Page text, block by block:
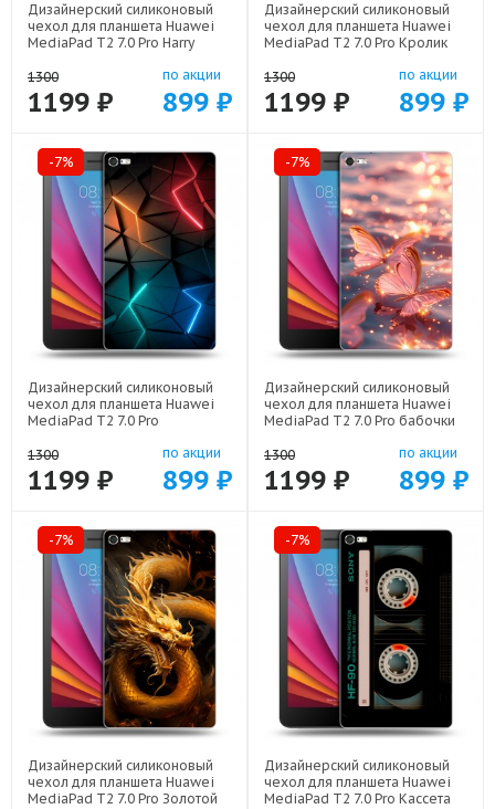
Дизайнерский силиконовый
чехол для планшета Huawei
MediaPad T2 7.0 Pro Harry
44194-22516
1300
1199 ₽
по акции
899 ₽
Дизайнерский силиконовый
чехол для планшета Huawei
MediaPad T2 7.0 Pro Кролик
1300
1199 ₽
по акции
899 ₽
-7%
Дизайнерский силиконовый
чехол для планшета Huawei
MediaPad T2 7.0 Pro
21708
1300
1199 ₽
по акции
899 ₽
-7%
Дизайнерский силиконовый
чехол для планшета Huawei
MediaPad T2 7.0 Pro бабочки
1300
1199 ₽
по акции
899 ₽
-7%
Дизайнерский силиконовый
чехол для планшета Huawei
MediaPad T2 7.0 Pro Золотой
-7%
Дизайнерский силиконовый
чехол для планшета Huawei
MediaPad T2 7.0 Pro Кассета